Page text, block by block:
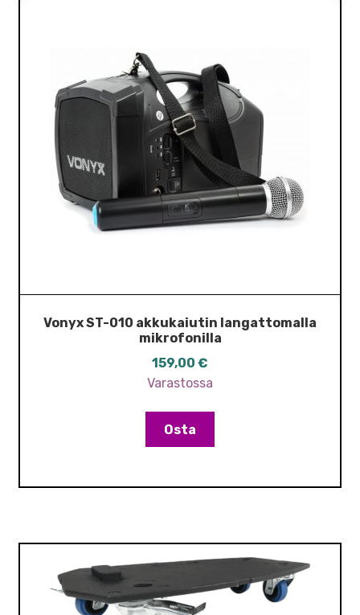
Vonyx ST-010 akkukaiutin langattomalla
mikrofonilla
159,00 €
Varastossa
Osta